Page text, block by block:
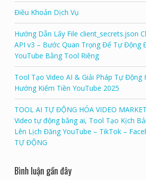
Điều Khoản Dịch Vụ
Hướng Dẫn Lấy File client_secrets.json
API v3 – Bước Quan Trọng Để Tự Động
YouTube Bằng Tool Riêng
Tool Tạo Video AI & Giải Pháp Tự Động
Hướng Kiếm Tiền YouTube 2025
TOOL AI TỰ ĐỘNG HÓA VIDEO
Video tự động bằng ai, Tool Tạo Kịch
Lên Lịch Đăng YouTube – TikTok –
TỰ ĐỘNG
Bình luận gần đây